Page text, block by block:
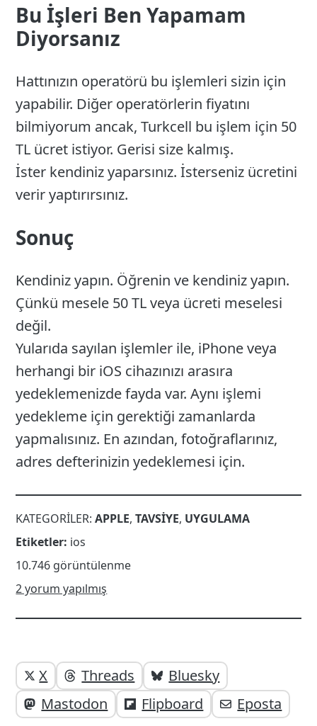
Bu İşleri Ben Yapamam
Diyorsanız
Hattınızın operatörü bu işlemleri sizin için
yapabilir. Diğer operatörlerin fiyatını
bilmiyorum ancak, Turkcell bu işlem için 50
TL ücret istiyor. Gerisi size kalmış.
İster kendiniz yaparsınız. İsterseniz ücretini
verir yaptırırsınız.
Sonuç
Kendiniz yapın. Öğrenin ve kendiniz yapın.
Çünkü mesele 50 TL veya ücreti meselesi
değil.
Yularıda sayılan işlemler ile, iPhone veya
herhangi bir iOS cihazınızı arasıra
yedeklemenizde fayda var. Aynı işlemi
yedekleme için gerektiği zamanlarda
yapmalısınız. En azından, fotoğraflarınız,
adres defterinizin yedeklemesi için.
KATEGORILER:APPLE,TAVSIYE, UYGULAMA
Etiketler: ios
10.746 görüntülenme
2 yorum yapılmış
Yazı
altı
Yazıyı
paylaşabilirsiniz;
X Threads
Bluesky
Mastodon
Flipboard Eposta